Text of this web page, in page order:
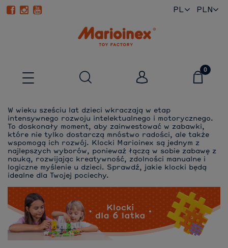
PL
W wieku sześciu lat dzieci wkraczają w etap
intensywnego rozwoju intelektualnego i motorycznego.
To doskonały moment, aby zainwestować w zabawki,
które nie tylko dostarczą mnóstwo radości, ale także
wspomogą ich rozwój. Klocki Marioinex są jednym z
najlepszych wyborów, ponieważ łączą w sobie zabawę z
nauką, rozwijając kreatywność, zdolności manualne i
logiczne myślenie u dzieci. Sprawdź, jakie klocki będą
idealne dla Twojej pociechy.